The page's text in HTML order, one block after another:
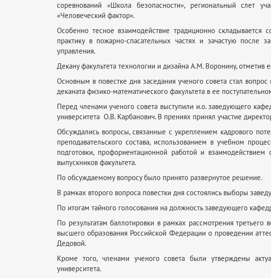
соревнований «Школа безопасности», региональный слет
«Человеческий фактор».
Особенно тесное взаимодействие традиционно складывается
практику в пожарно-спасательных частях и зачастую после
управления.
Декану факультета технологии и дизайна А.М. Воронину,
Основным в повестке дня заседания ученого совета стал
деканата физико-математического факультета в ее
Перед членами ученого совета выступили и.о. заведующего
университета О.В. Карбанович. В прениях принял участие
Обсуждались вопросы, связанные с укреплением кадрового
преподавательского состава, использованием в учебном
подготовки, профориентационной работой и
выпускников факультета.
По обсуждаемому вопросу было принято развернутое решение.
В рамках второго вопроса повестки дня состоялись выборы
По итогам тайного голосования на должность заведующего
По результатам баллотировки в рамках рассмотрения
высшего образования Российской Федерации о проведении
Дедовой.
Кроме того, членами ученого совета были утверждены
университета.